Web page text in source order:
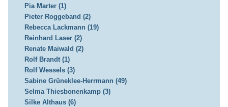
Pia Marter (1)
Pieter Roggeband (2)
Rebecca Lackmann (19)
Reinhard Laser (2)
Renate Maiwald (2)
Rolf Brandt (1)
Rolf Wessels (3)
Sabine Grüneklee-Herrmann (49)
Selma Thiesbonenkamp (3)
Silke Althaus (6)